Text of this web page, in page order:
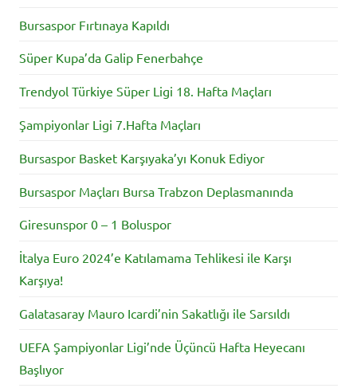
Bursaspor Fırtınaya Kapıldı
Süper Kupa’da Galip Fenerbahçe
Trendyol Türkiye Süper Ligi 18. Hafta Maçları
Şampiyonlar Ligi 7.Hafta Maçları
Bursaspor Basket Karşıyaka’yı Konuk Ediyor
Bursaspor Maçları Bursa Trabzon Deplasmanında
Giresunspor 0 – 1 Boluspor
İtalya Euro 2024’e Katılamama Tehlikesi ile Karşı
Karşıya!
Galatasaray Mauro Icardi’nin Sakatlığı ile Sarsıldı
UEFA Şampiyonlar Ligi’nde Üçüncü Hafta Heyecanı
Başlıyor